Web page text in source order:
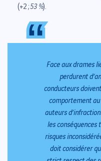
(+2 ;53 %).
“
“ Face aux drames
perdurent
conducteurs
comportement
auteurs
les conséquences
risques
doit considérer